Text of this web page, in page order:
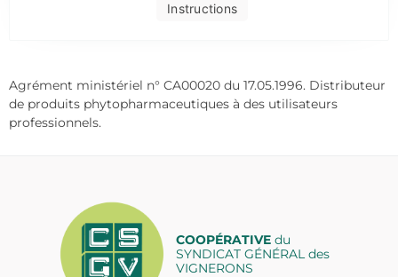
Instructions
Agrément ministériel n° CA00020 du 17.05.1996. Distributeur
de produits phytopharmaceutiques à des utilisateurs
professionnels.
COOPÉRATIVEdu
SYNDICAT GÉNÉRAL des
VIGNERONS